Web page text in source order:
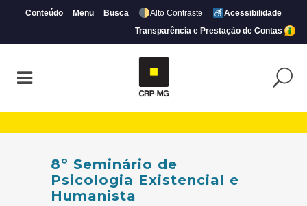
Conteúdo Menu Busca Alto Contraste
Acessibilidade
Transparência e Prestação de Contas
8º Seminário de
Psicologia Existencial e
Humanista